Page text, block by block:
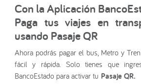
Con la Aplicación
Paga tus viajes en
usando Pasaje QR
Ahora podrás pagar el bus, Metro y
fácil y rápida. Solo tienes que
BancoEstado para activar tu Pasaje QR.